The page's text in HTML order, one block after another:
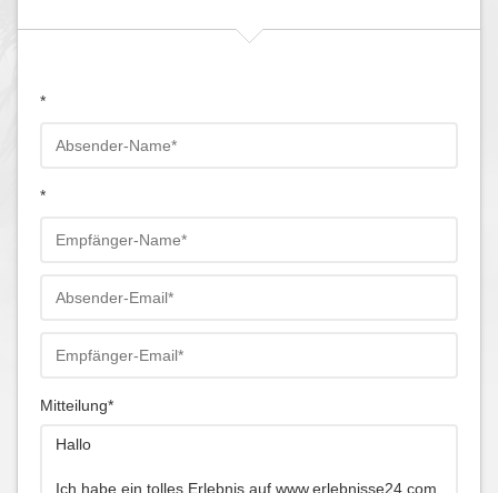
*
*
Mitteilung*